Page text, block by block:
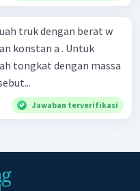
konstan a . Untuk
tongkat dengan massa
Jawaban terverifikasi